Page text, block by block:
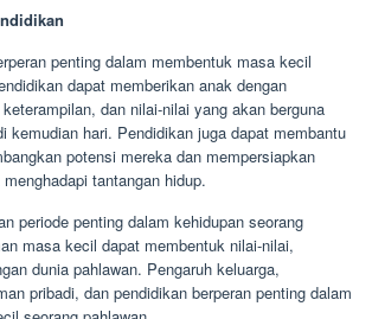
penting dalam membentuk masa kecil
dapat memberikan anak dengan
dan nilai-nilai yang akan berguna
kemudian hari. Pendidikan juga dapat membantu
potensi mereka dan mempersiapkan
tantangan hidup.
periode penting dalam kehidupan seorang
masa kecil dapat membentuk nilai-nilai,
dunia pahlawan. Pengaruh keluarga,
pribadi, dan pendidikan berperan penting dalam